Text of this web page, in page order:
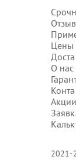
Цены
О нас
2021-